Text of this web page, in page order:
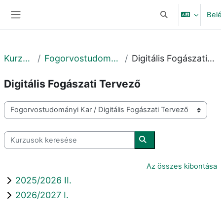
Keresési
Kurzusok Fogorvostudományi Kar Digitális Fogászati Tervező
Digitális Fogászati Tervező
Kurzuskategóriák
Kurzusok keresése
Kurzusok keresése
Az összes kibontása
2025/2026 II.
2026/2027 I.